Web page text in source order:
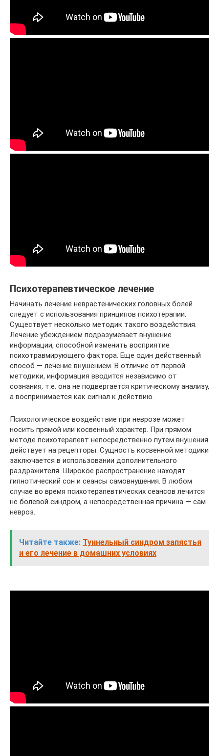
Психотерапевтическое лечение
Начинать лечение неврастенических головных болей
следует с использования принципов психотерапии.
Существует несколько методик такого воздействия.
Лечение убеждением подразумевает внушение
информации, способной изменить восприятие
психотравмирующего фактора. Еще один действенный
способ — лечение внушением. В отличие от первой
методики, информация вводится независимо от
сознания, т.е. она не подвергается критическому анализу,
а воспринимается как сигнал к действию.
Психологическое воздействие при неврозе может
носить прямой или косвенный характер. При прямом
методе психотерапевт непосредственно путем внушения
действует на рецепторы. Сущность косвенной методики
заключается в использовании дополнительного
раздражителя. Широкое распространение находят
гипнотический сон и сеансы самовнушения. В любом
случае во время психотерапевтических сеансов лечится
не болевой синдром, а непосредственная причина — сам
невроз.
Читайте также: Туннельный синдром запястья
и его лечение в домашних условиях